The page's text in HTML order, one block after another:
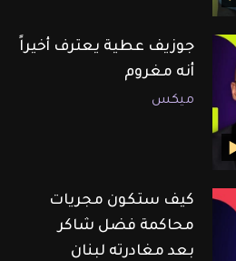
جوزيف عطية يعترف أخيراً
أنه مغروم
ميكس
كيف ستكون مجريات
محاكمة فضل شاكر
بعد مغادرته لبنان